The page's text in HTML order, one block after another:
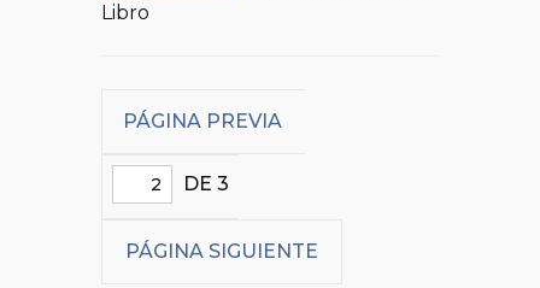
Libro
PÁGINA PREVIA
DE 3
PÁGINA SIGUIENTE